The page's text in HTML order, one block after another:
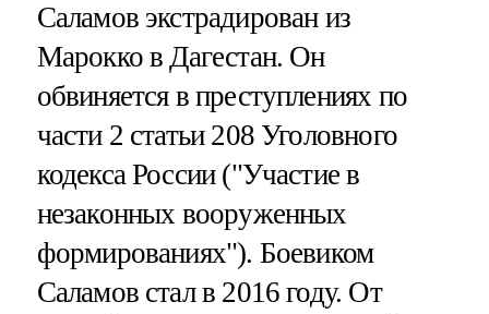
Саламов экстрадирован из
Марокко в Дагестан. Он
обвиняется в преступлениях по
части 2 статьи 208 Уголовного
кодекса России ("Участие в
незаконных вооруженных
формированиях"). Боевиком
Саламов стал в 2016 году. От